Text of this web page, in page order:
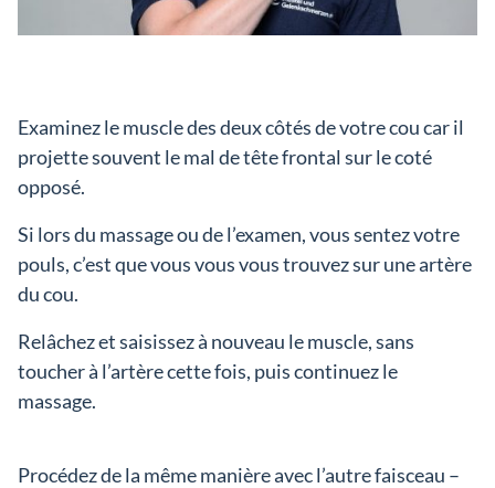
Examinez le muscle des deux côtés de votre cou car il
projette souvent le mal de tête frontal sur le coté
opposé.
Si lors du massage ou de l’examen, vous sentez votre
pouls, c’est que vous vous vous trouvez sur une artère
du cou.
Relâchez et saisissez à nouveau le muscle, sans
toucher à l’artère cette fois, puis continuez le
massage.
Procédez de la même manière avec l’autre faisceau –